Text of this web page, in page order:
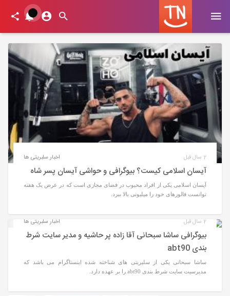
اخبار سلبریتی ها 2 سال قبل
آیسان اسلامی کیست؟ بیوگرافی و حواشی آیسان پسر شاه
آیسان اسلامی یکی از افراد محبوب در فضای مجازی است که در عرض یک هفته
توانست فالورهای خود را میلیونی بالا ببرد.
اخبار سلبریتی ها 2 سال قبل
بیوگرافی ساشا سبحانی آقا زاده پر حاشیه و مدیر سایت شرط
بندی abt90
ساشا سبحانی یکی از سلبریتی های شناخته شده اینستاگرام می باشد که
مدیرسیت سایت شرط بندی abt90 را بر عهده دارد.